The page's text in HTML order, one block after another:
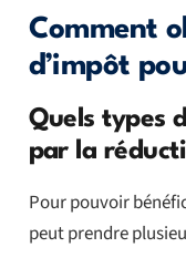
Comment
d’impôt
Quels types
par la
Pour pouvoir
peut prendre